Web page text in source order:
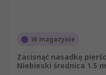
W magazynie
Zacisnąć nasadkę
Niebieski średnica 1.5